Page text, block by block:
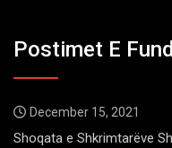
Postimet E
December 15, 2021
Shoqata e Shkrimtarëve